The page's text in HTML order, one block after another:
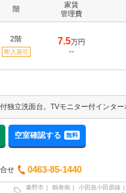
階
家賃
管理費
2階
即入居可
7.5万円
--
空室確認する 無料
せ
0463-85-1440
秦野市 鶴巻南 小田急小田原線